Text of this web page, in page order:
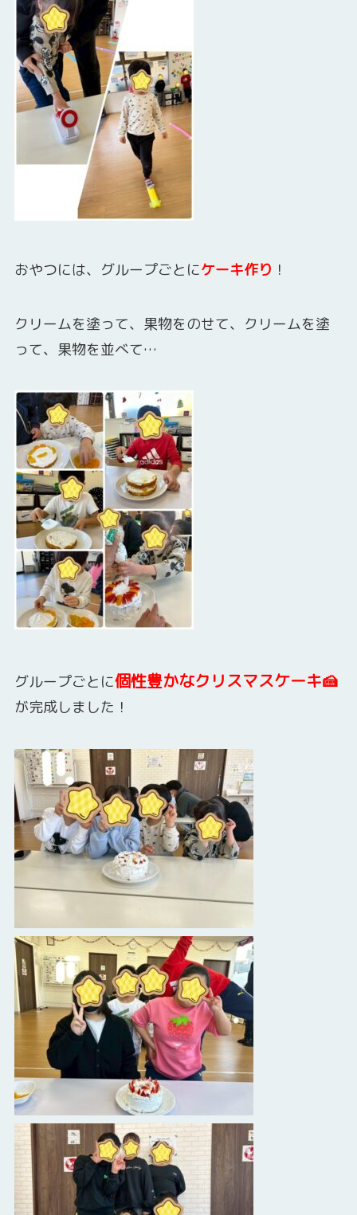
おやつには、グループごとにケーキ作り ！
クリームを塗って、果物をのせて、クリームを塗
って、果物を並べて…
グループごとに個性豊かなクリスマスケーキ🍰
が完成しました！